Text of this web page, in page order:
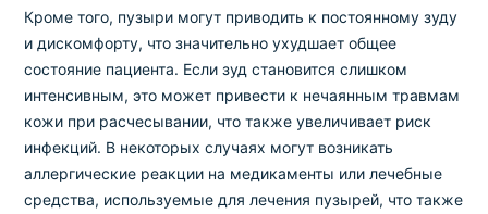
Кроме того, пузыри могут приводить к постоянному зуду
и дискомфорту, что значительно ухудшает общее
состояние пациента. Если зуд становится слишком
интенсивным, это может привести к нечаянным травмам
кожи при расчесывании, что также увеличивает риск
инфекций. В некоторых случаях могут возникать
аллергические реакции на медикаменты или лечебные
средства, используемые для лечения пузырей, что также